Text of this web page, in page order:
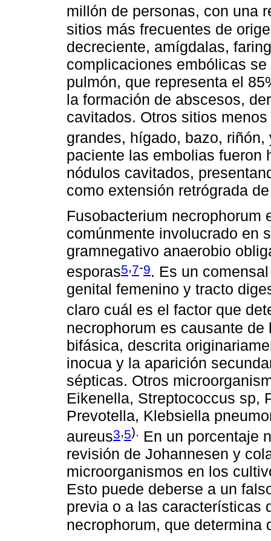
millón de personas, con una
sitios más frecuentes de
decreciente, amígdalas,
complicaciones embólicas
pulmón, que representa el
la formación de abscesos,
cavitados. Otros sitios
grandes, hígado, bazo, riñón,
paciente las embolias fueron
nódulos cavitados,
como extensión retrógrada
Fusobacterium necrophorum
comúnmente involucrado en
gramnegativo anaerobio
esporas5,7-9. Es un
genital femenino y tracto
claro cuál es el factor que
necrophorum es causante de
bifásica, descrita
inocua y la aparición
sépticas. Otros
Eikenella, Streptococcus sp,
Prevotella, Klebsiella
aureus3,5). En un porcentaje
revisión de Johannesen y
microorganismos en los
Esto puede deberse a un
previa o a las características
necrophorum, que